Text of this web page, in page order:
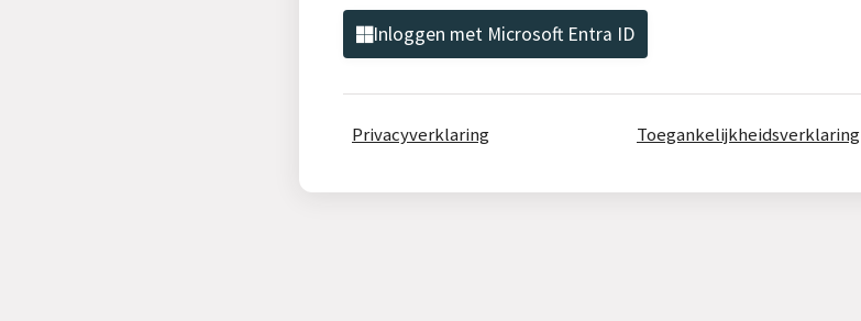
Inloggen met Microsoft Entra ID
Privacyverklaring Toegankelijkheidsverklaring